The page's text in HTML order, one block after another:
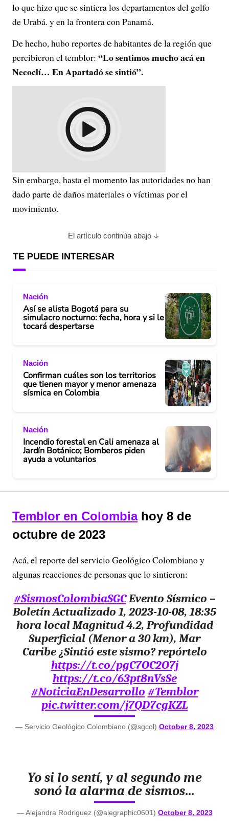
lo que hizo que se sintiera los departamentos del golfo
de Urabá. y en la frontera con Panamá.
De hecho, hubo reportes de habitantes de la región que
percibieron el temblor: “Lo sentimos mucho acá en
Necoclí… En Apartadó se sintió”.
Sin embargo, hasta el momento las autoridades no han
dado parte de daños materiales o víctimas por el
movimiento.
El artículo continúa abajo
TE PUEDE INTERESAR
Nación
Así se alista Bogotá para su
simulacro nocturno: fecha, hora y si le
tocará despertarse
Nación
Confirman cuáles son los territorios
que tienen mayor y menor amenaza
sísmica en Colombia
Nación
Incendio forestal en Cali amenaza al
Jardín Botánico; Bomberos piden
ayuda a voluntarios
Temblor en Colombiahoy 8 de
octubre de 2023
Acá, el reporte del servicio Geológico Colombiano y
algunas reacciones de personas que lo sintieron:
#SismosColombiaSGCEvento Sísmico –
Boletín Actualizado 1, 2023-10-08, 18:35
hora local Magnitud 4.2, Profundidad
Superficial (Menor a 30 km), Mar
Caribe ¿Sintió este sismo? repórtelo
https://t.co/pgC7OC2O7j
https://t.co/63pt8nVsSe
#NoticiaEnDesarrollo #Temblor
pic.twitter.com/j7QD7cgKZL
— Servicio Geológico Colombiano (@sgcol) October 8, 2023
Yo si lo sentí, y al segundo me
sonó la alarma de sismos…
— Alejandra Rodriguez (@alegraphic0601) October 8, 2023